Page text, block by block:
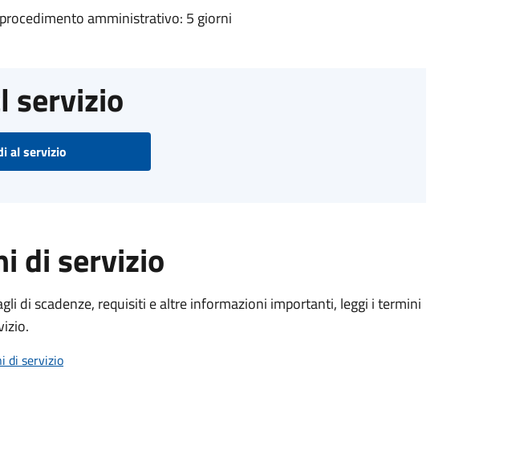
amministrativo: 5 giorni
servizio
al servizio
di servizio
di scadenze, requisiti e altre informazioni importanti, leggi i termini
di servizio